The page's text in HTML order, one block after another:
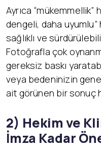
Ayrıca
dengeli, daha
sağlıklı ve
Fotoğrafla çok
gereksiz baskı
veya bedeninizin
ait görünen bir sonuç
2) Hekim ve
İmza Kadar